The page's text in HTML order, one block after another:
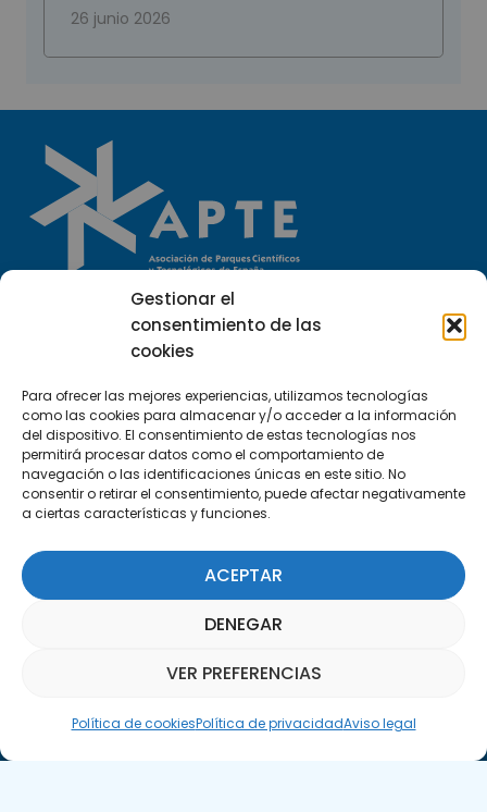
Gestionar el
consentimiento de las
cookies
Para ofrecer las mejores experiencias, utilizamos tecnologías
como las cookies para almacenar y/o acceder a la información
del dispositivo. El consentimiento de estas tecnologías nos
permitirá procesar datos como el comportamiento de
navegación o las identificaciones únicas en este sitio. No
consentir o retirar el consentimiento, puede afectar negativamente
a ciertas características y funciones.
ACEPTAR
DENEGAR
VER PREFERENCIAS
Política de cookiesPolítica de privacidadAviso legal
26 junio 2026
Llámanos
(+34) 951 23 13 06
Escríbenos
info@apte.org
Encuéntranos
C/Marie Curie, 35
29590 Campanillas, Málaga
Suscríbete a nuestra Newsletter